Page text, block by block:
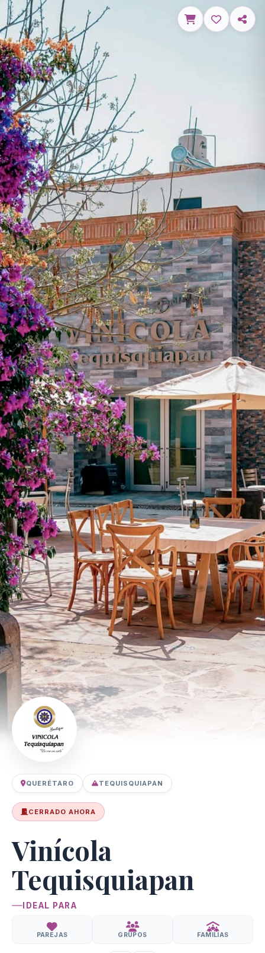
QUERÉTARO TEQUISQUIAPAN
CERRADO AHORA
Vinícola
Tequisquiapan
IDEAL PARA
PAREJAS GRUPOS FAMILIAS